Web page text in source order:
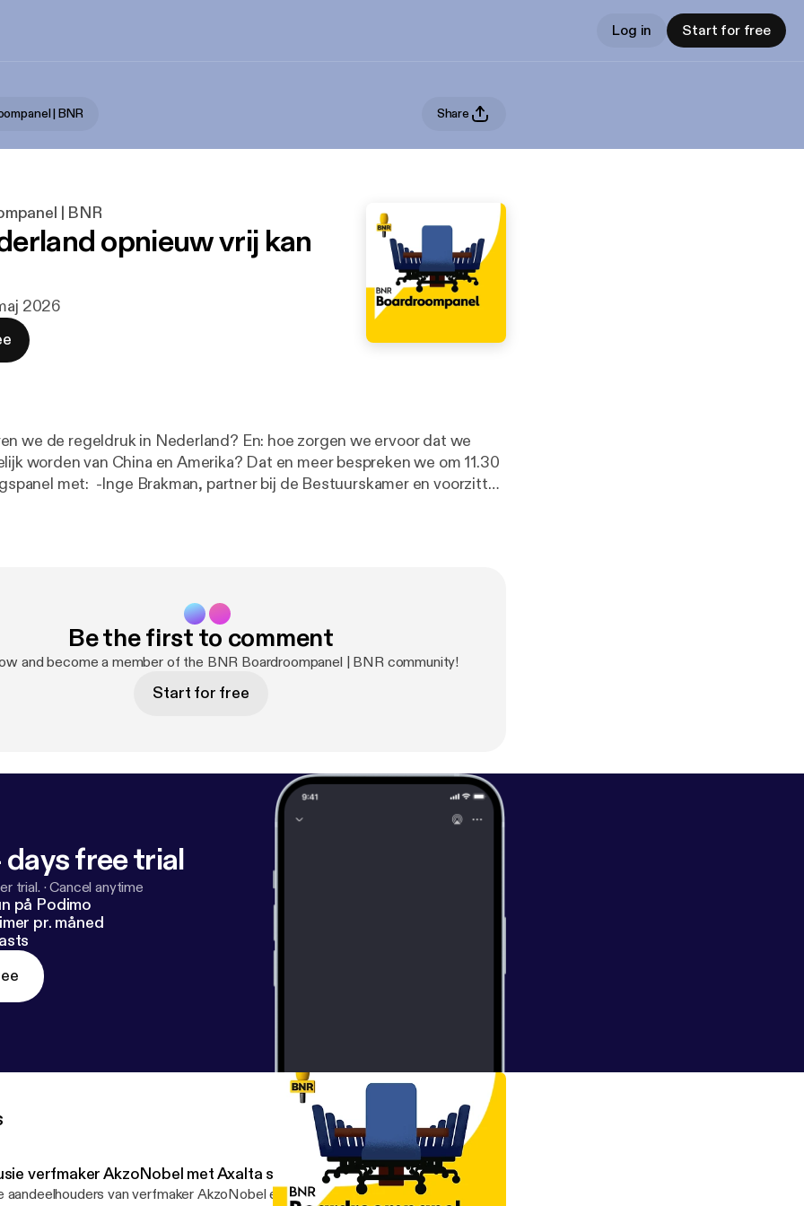
Log in Start for free
| BNR Share
| BNR
opnieuw vrij kan
2026
we de regeldruk in Nederland? En: hoe zorgen we ervoor dat we
worden van China en Amerika? Dat en meer bespreken we om 11.30
bij de Bestuurskamer en voorzitter
information.
Be the first to comment
and become a member of the BNR Boardroompanel | BNR community!
Start for free
free trial
trial. ·Cancel anytime
på Podimo
pr. måned
verfmaker AkzoNobel met Axalta stap dichterbij
aandeelhouders van verfmaker AkzoNobel en sectorgenoot Axalta zijn akkoord